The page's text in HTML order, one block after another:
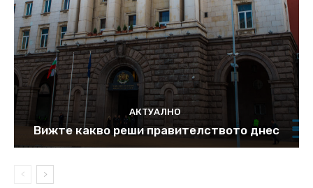
АКТУАЛНО
Вижте какво реши правителството днес